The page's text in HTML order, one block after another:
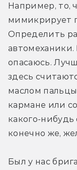
Например, то,
мимикрирует
Определить
опасаюсь.
здесь
маслом
кармане или
какого-нибудь
конечно же,
Был у нас